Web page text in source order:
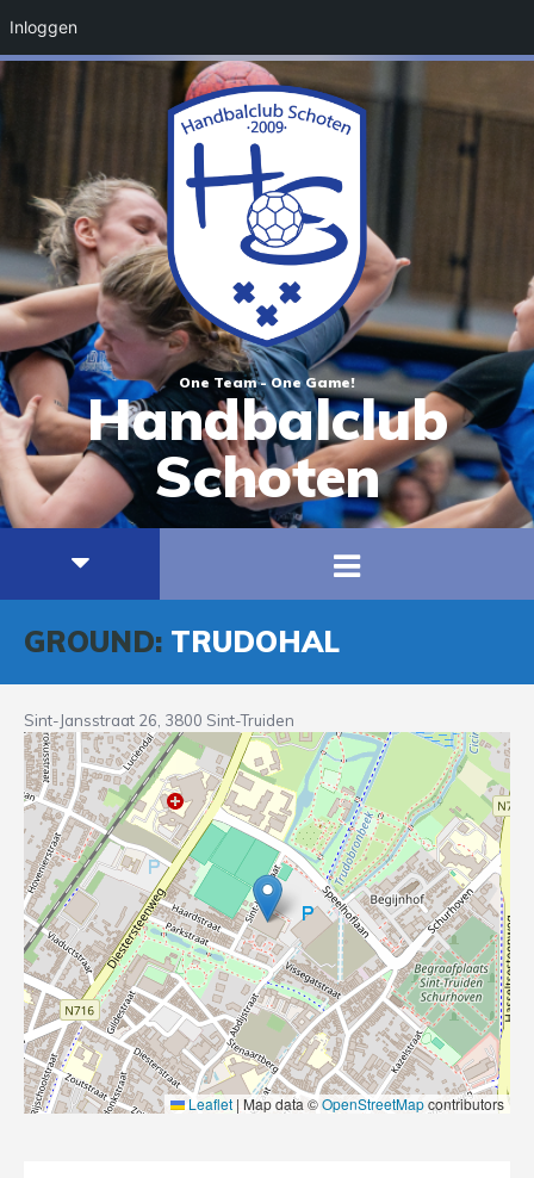
One Team - One Game!
Handbalclub
Schoten
GROUND: TRUDOHAL
Sint-Jansstraat 26, 3800 Sint-Truiden
Leaflet | Map data ©OpenStreetMapcontributors
Inloggen